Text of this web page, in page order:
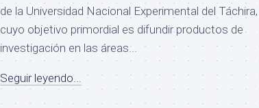
de la Universidad Nacional Experimental del Táchira,
cuyo objetivo primordial es difundir productos de
investigación en las áreas...
Seguir leyendo...